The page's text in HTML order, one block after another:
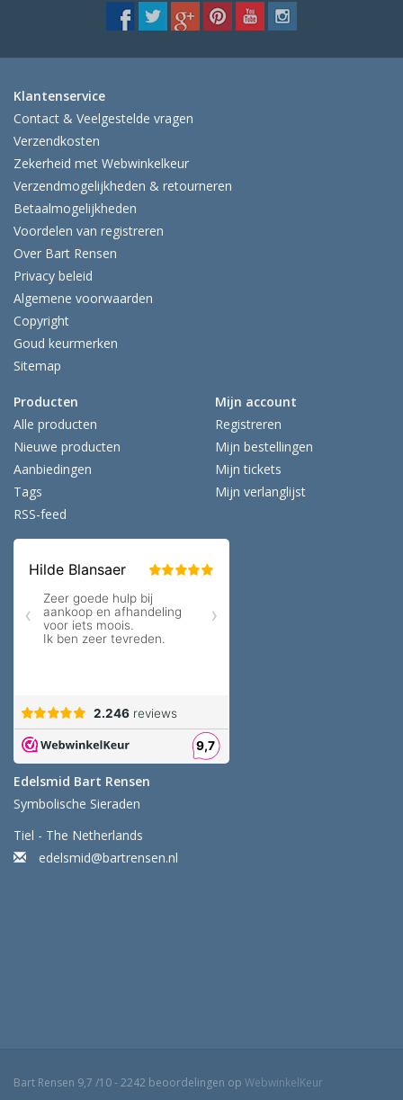
Klantenservice
Contact & Veelgestelde vragen
Verzendkosten
Zekerheid met Webwinkelkeur
Verzendmogelijkheden & retourneren
Betaalmogelijkheden
Voordelen van registreren
Over Bart Rensen
Privacy beleid
Algemene voorwaarden
Copyright
Goud keurmerken
Sitemap
Producten
Alle producten
Nieuwe producten
Aanbiedingen
Tags
RSS-feed
Mijn account
Registreren
Mijn bestellingen
Mijn tickets
Mijn verlanglijst
Edelsmid Bart Rensen
Symbolische Sieraden
Tiel - The Netherlands
edelsmid@bartrensen.nl
Bart Rensen 9,7 /10-2242 beoordelingen op WebwinkelKeur